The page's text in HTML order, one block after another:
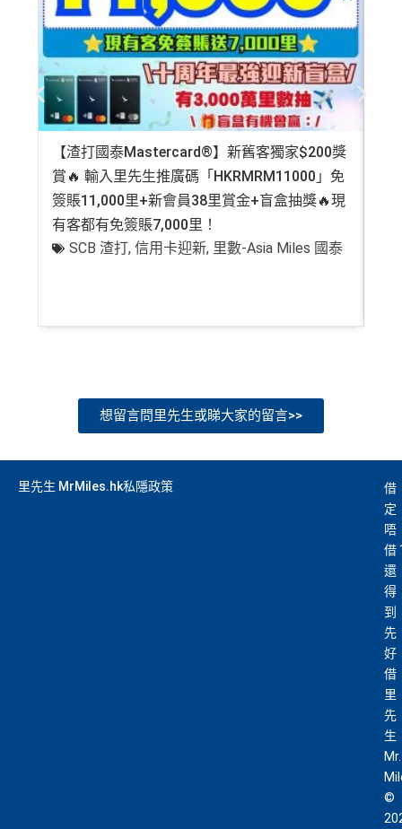
【渣打國泰Mastercard®】新舊客獨家$200獎
賞🔥 輸入里先生推廣碼「HKRMRM11000」免
簽賬11,000里+新會員38里賞金+盲盒抽獎🔥現
有客都有免簽賬7,000里！
SCB 渣打,信用卡迎新, 里數-Asia Miles 國泰
想留言問里先生或睇大家的留言>>
里先生 MrMiles.hk私隱政策
借
定
唔
借
還
得
到
先
好
借
里
先
生
Mr.
©